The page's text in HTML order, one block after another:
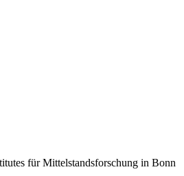
für Mittelstandsforschung in Bonn